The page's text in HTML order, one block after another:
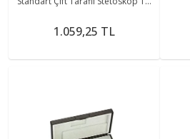
1.059,25 TL